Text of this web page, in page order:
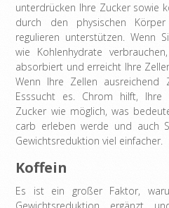
unterdrücken Ihre Zucker sowie
durch den physischen
regulieren unterstützen. Wenn
wie Kohlenhydrate
absorbiert und erreicht Ihre
Wenn Ihre Zellen ausreichend
Esssucht es. Chrom hilft, Ihre
Zucker wie möglich, was
carb erleben werde und auch
Gewichtsreduktion viel einfacher.
Koffein
Es ist ein großer Faktor,